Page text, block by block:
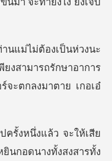
ยงสามารถรักษาอาการ
แล้ว จะให้เสีย